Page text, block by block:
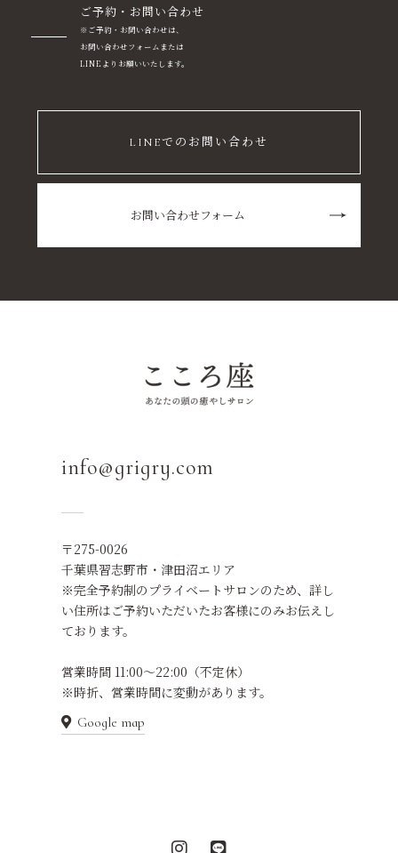
ご予約・お問い合わせ
※ご予約・お問い合わせは、
お問い合わせフォームまたは
LINEよりお願いいたします。
LINEでのお問い合わせ
お問い合わせフォーム
info@grigry.com
〒275-0026
千葉県習志野市・津田沼エリア
※完全予約制のプライベートサロンのため、 詳し
い住所はご予約いただいたお客様にのみお伝えし
ております。
営業時間 11:00〜22:00（不定休）
※時折、営業時間に変動があります。
Google map